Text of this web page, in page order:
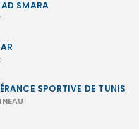
SMARA
SPORTIVE DE TUNIS